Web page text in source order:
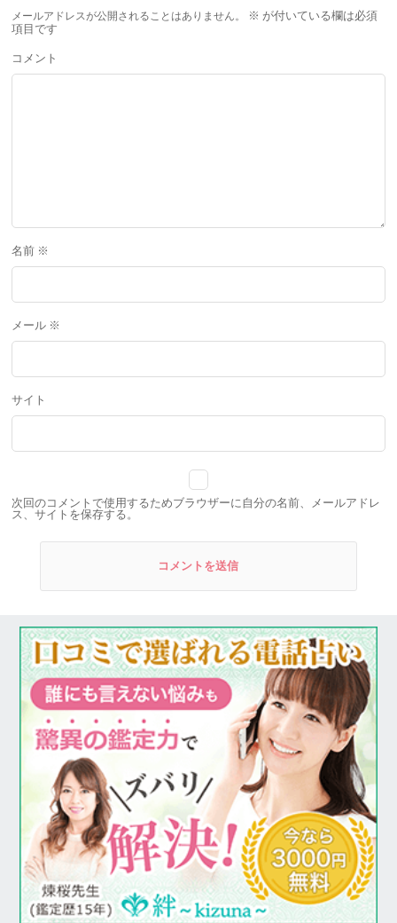
メールアドレスが公開されることはありません。 ※ が付いている欄は必須
項目です
コメント
名前 ※
メール ※
サイト
次回のコメントで使用するためブラウザーに自分の名前、メールアドレ
ス、サイトを保存する。